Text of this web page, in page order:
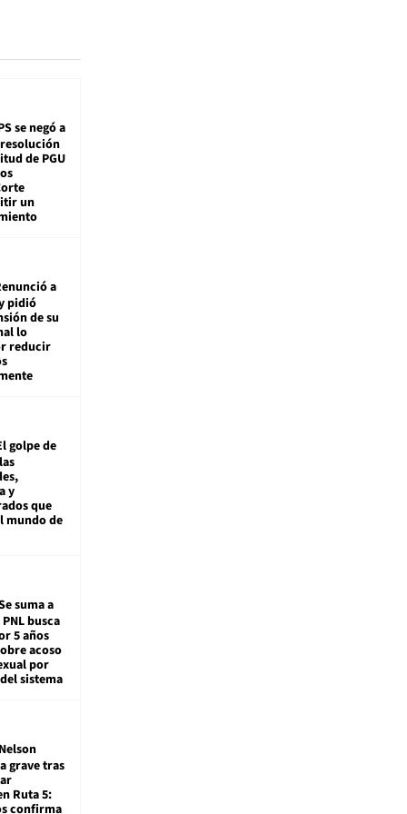
se negó a
de PGU
un
a
pidió
de su
lo
reducir
golpe de
y
que
mundo de
suma a
busca
5 años
acoso
por
sistema
Nelson
grave tras
Ruta 5:
confirma